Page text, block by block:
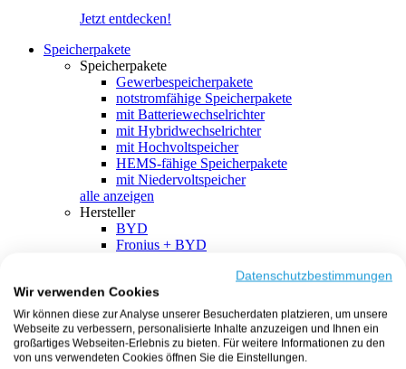
Jetzt entdecken!
Speicherpakete
Speicherpakete
Gewerbespeicherpakete
notstromfähige Speicherpakete
mit Batteriewechselrichter
mit Hybridwechselrichter
mit Hochvoltspeicher
HEMS-fähige Speicherpakete
mit Niedervoltspeicher
alle anzeigen
Hersteller
BYD
Fronius + BYD
SMA + BYD
EcoFlow
EcoFlow + EcoFlow
FENECON
FENECON + FENECON
Datenschutzbestimmungen
Wir verwenden Cookies
Wir können diese zur Analyse unserer Besucherdaten platzieren, um unsere
Webseite zu verbessern, personalisierte Inhalte anzuzeigen und Ihnen ein
großartiges Webseiten-Erlebnis zu bieten. Für weitere Informationen zu den
von uns verwendeten Cookies öffnen Sie die Einstellungen.